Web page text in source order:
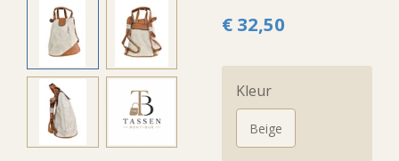
€ 32,50
Kleur
Beige